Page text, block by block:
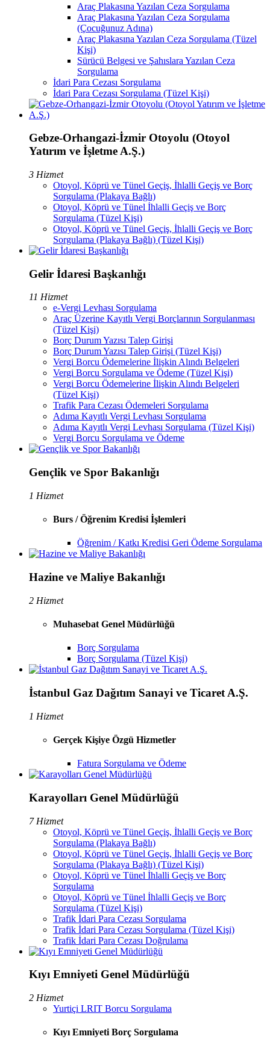
Araç Plakasına Yazılan Ceza Sorgulama
Araç Plakasına Yazılan Ceza Sorgulama
(Çocuğunuz Adına)
Araç Plakasına Yazılan Ceza Sorgulama (Tüzel
Kişi)
Sürücü Belgesi ve Şahıslara Yazılan Ceza
Sorgulama
İdari Para Cezası Sorgulama
İdari Para Cezası Sorgulama (Tüzel Kişi)
Gebze-Orhangazi-İzmir Otoyolu (Otoyol
Yatırım ve İşletme A.Ş.)
3 Hizmet
Otoyol, Köprü ve Tünel Geçiş, İhlalli Geçiş ve Borç
Sorgulama (Plakaya Bağlı)
Otoyol, Köprü ve Tünel İhlalli Geçiş ve Borç
Sorgulama (Tüzel Kişi)
Otoyol, Köprü ve Tünel Geçiş, İhlalli Geçiş ve Borç
Sorgulama (Plakaya Bağlı) (Tüzel Kişi)
Gelir İdaresi Başkanlığı
11 Hizmet
e-Vergi Levhası Sorgulama
Araç Üzerine Kayıtlı Vergi Borçlarının Sorgulanması
(Tüzel Kişi)
Borç Durum Yazısı Talep Girişi
Borç Durum Yazısı Talep Girişi (Tüzel Kişi)
Vergi Borcu Ödemelerine İlişkin Alındı Belgeleri
Vergi Borcu Sorgulama ve Ödeme (Tüzel Kişi)
Vergi Borcu Ödemelerine İlişkin Alındı Belgeleri
(Tüzel Kişi)
Trafik Para Cezası Ödemeleri Sorgulama
Adıma Kayıtlı Vergi Levhası Sorgulama
Adıma Kayıtlı Vergi Levhası Sorgulama (Tüzel Kişi)
Vergi Borcu Sorgulama ve Ödeme
Gençlik ve Spor Bakanlığı
1 Hizmet
Burs / Öğrenim Kredisi İşlemleri
Öğrenim / Katkı Kredisi Geri Ödeme Sorgulama
Hazine ve Maliye Bakanlığı
2 Hizmet
Muhasebat Genel Müdürlüğü
Borç Sorgulama
Borç Sorgulama (Tüzel Kişi)
İstanbul Gaz Dağıtım Sanayi ve Ticaret A.Ş.
1 Hizmet
Gerçek Kişiye Özgü Hizmetler
Fatura Sorgulama ve Ödeme
Karayolları Genel Müdürlüğü
7 Hizmet
Otoyol, Köprü ve Tünel Geçiş, İhlalli Geçiş ve Borç
Sorgulama (Plakaya Bağlı)
Otoyol, Köprü ve Tünel Geçiş, İhlalli Geçiş ve Borç
Sorgulama (Plakaya Bağlı) (Tüzel Kişi)
Otoyol, Köprü ve Tünel İhlalli Geçiş ve Borç
Sorgulama
Otoyol, Köprü ve Tünel İhlalli Geçiş ve Borç
Sorgulama (Tüzel Kişi)
Trafik İdari Para Cezası Sorgulama
Trafik İdari Para Cezası Sorgulama (Tüzel Kişi)
Trafik İdari Para Cezası Doğrulama
Kıyı Emniyeti Genel Müdürlüğü
2 Hizmet
Yurtiçi LRIT Borcu Sorgulama
Kıyı Emniyeti Borç Sorgulama